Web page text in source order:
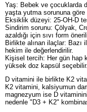
Yaş: Bebek ve çocuklarda
yaşta yutma sorununa göre
Eksiklik düzeyi: 25-OH-D
Sindirim sorunu: Çölyak,
azaldığı için sıvı form
Birlikte alınan ilaçlar:
hekim ile değerlendirilir.
Kişisel tercih: Her gün hap
yüksek doz kapsül seçebilir.
D vitamini ile birlikte K2
K2 vitamini, kalsiyumun
magnezyum ise D
nedenle "D3 + K2"